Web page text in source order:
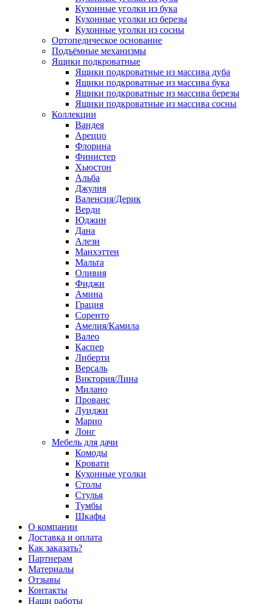
Кухонные уголки из бука
Кухонные уголки из березы
Кухонные уголки из сосны
Ортопедическое основание
Подъёмные механизмы
Ящики подкроватные
Ящики подкроватные из массива дуба
Ящики подкроватные из массива бука
Ящики подкроватные из массива березы
Ящики подкроватные из массива сосны
Коллекции
Вандея
Ареццо
Флорина
Финистер
Хьюстон
Альба
Джулия
Валенсия/Дерик
Верди
Юджин
Дана
Алези
Манхэттен
Мальта
Оливия
Фиджи
Амина
Грация
Соренто
Амелия/Камила
Валео
Каспер
Либерти
Версаль
Виктория/Лина
Милано
Прованс
Луиджи
Марио
Лонг
Мебель для дачи
Комоды
Кровати
Кухонные уголки
Столы
Стулья
Тумбы
Шкафы
О компании
Доставка и оплата
Как заказать?
Партнерам
Материалы
Отзывы
Контакты
Наши работы